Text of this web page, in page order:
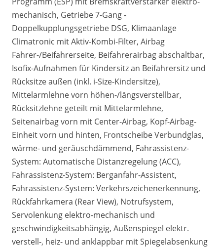
mechanisch, Getriebe 7-Gang -
Doppelkupplungsgetriebe DSG, Klimaanlage
Climatronic mit Aktiv-Kombi-Filter, Airbag
Fahrer-/Beifahrerseite, Beifahrerairbag abschaltbar,
Isofix-Aufnahmen für Kindersitz an Beifahrersitz und
Rücksitze außen (inkl. i-Size-Kindersitze),
Mittelarmlehne vorn höhen-/längsverstellbar,
Rücksitzlehne geteilt mit Mittelarmlehne,
Seitenairbag vorn mit Center-Airbag, Kopf-Airbag-
Einheit vorn und hinten, Frontscheibe Verbundglas,
wärme- und geräuschdämmend, Fahrassistenz-
System: Automatische Distanzregelung (ACC),
Fahrassistenz-System: Berganfahr-Assistent,
Fahrassistenz-System: Verkehrszeichenerkennung,
Rückfahrkamera (Rear View), Notrufsystem,
Servolenkung elektro-mechanisch und
geschwindigkeitsabhängig, Außenspiegel elektr.
verstell-, heiz- und anklappbar mit Spiegelabsenkung